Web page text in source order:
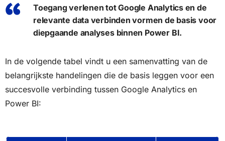
Toegang verlenen tot Google Analytics en de
relevante data verbinden vormen de basis voor
diepgaande analyses binnen Power BI.
In de volgende tabel vindt u een samenvatting van de
belangrijkste handelingen die de basis leggen voor een
succesvolle verbinding tussen Google Analytics en
Power BI: